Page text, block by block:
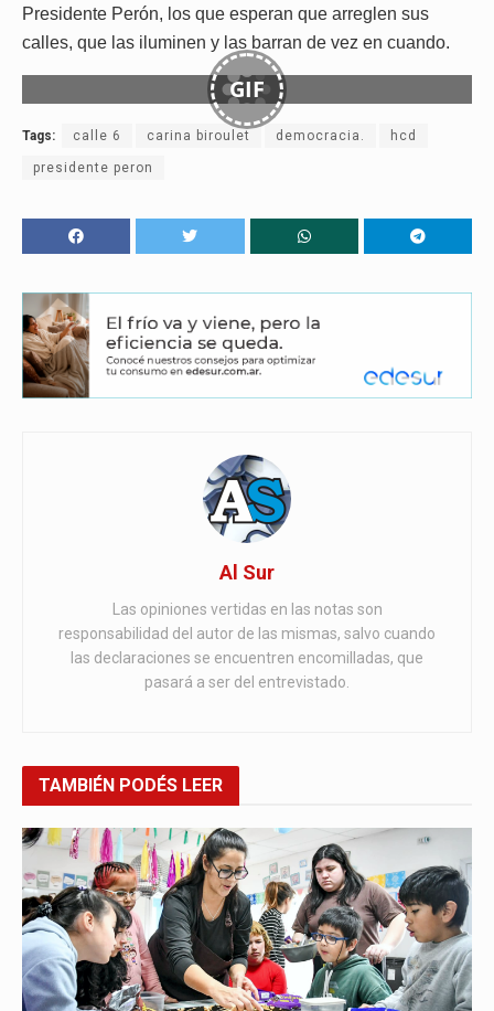
Presidente Perón, los que esperan que arreglen sus
calles, que las iluminen y las barran de vez en cuando.
GIF
Tags: calle 6 carina biroulet democracia. hcd
presidente peron
Al Sur
Las opiniones vertidas en las notas son
responsabilidad del autor de las mismas, salvo cuando
las declaraciones se encuentren encomilladas, que
pasará a ser del entrevistado.
TAMBIÉN PODÉS LEER